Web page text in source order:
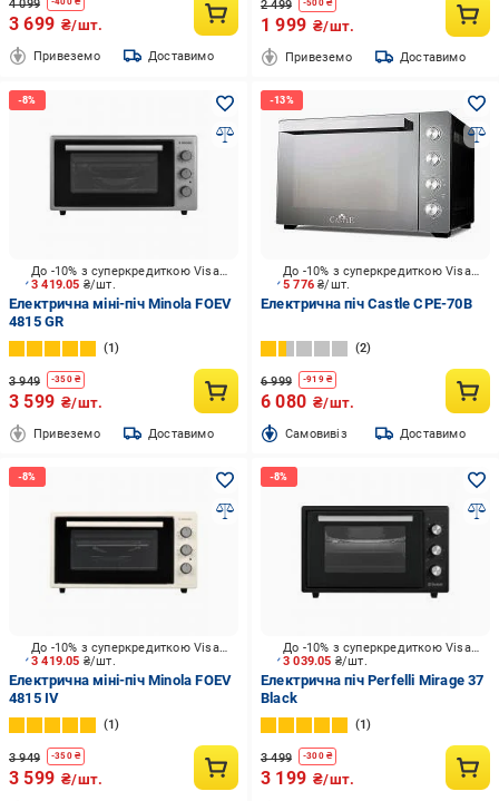
4 099
3 699 ₴/шт.
Привеземо Доставимо
2 499 -500₴
1 999 ₴/шт.
Привеземо Доставимо
3 419.05 ₴/шт.
До -10% з суперкредиткою Visa Вигода
Електрична міні-піч Minola FOEV
4815 GR
1
3 949 -350₴
3 599 ₴/шт.
Привеземо Доставимо
5 776₴/шт.
До -10% з суперкредиткою Visa Вигода
Електрична піч Castle CPE-70B
2
6 999 -919₴
6 080 ₴/шт.
Cамовивіз Доставимо
3 419.05 ₴/шт.
До -10% з суперкредиткою Visa Вигода
Електрична міні-піч Minola FOEV
4815 IV
1
3 949 -350₴
3 599 ₴/шт.
3 039.05 ₴/шт.
До -10% з суперкредиткою Visa Вигода
Електрична піч Perfelli Mirage 37
Black
1
3 499 -300₴
3 199 ₴/шт.